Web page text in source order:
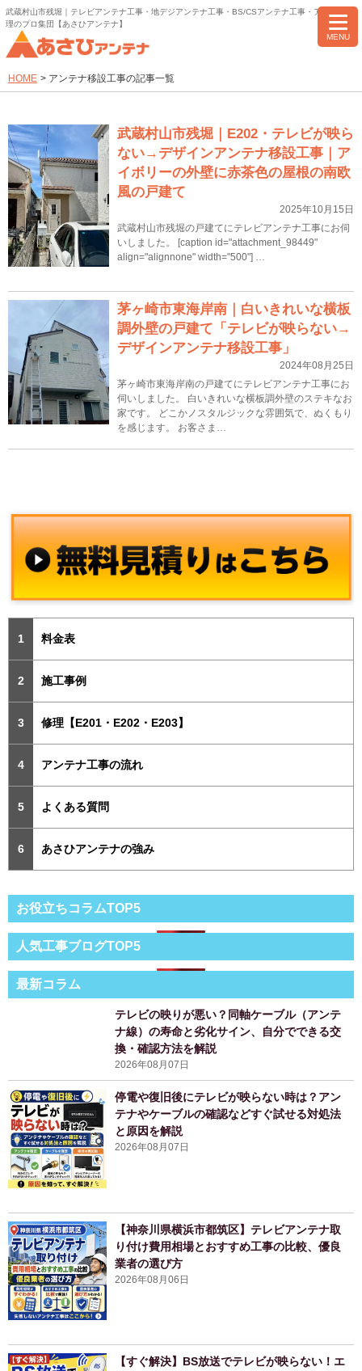
武蔵村山市残堀｜テレビアンテナ工事・地デジアンテナ工事・BS/CSアンテナ工事・アンテナ修
理のプロ集団【あさひアンテナ】
MENU
HOME > アンテナ移設工事の記事一覧
武蔵村山市残堀｜E202・テレビが映ら
ない→デザインアンテナ移設工事｜ア
イボリーの外壁に赤茶色の屋根の南欧
風の戸建て
2025年10月15日
武蔵村山市残堀の戸建てにテレビアンテナ工事にお伺
いしました。 [caption id="attachment_98449"
align="alignnone" width="500"] …
茅ヶ崎市東海岸南｜白いきれいな横板
調外壁の戸建て「テレビが映らない→
デザインアンテナ移設工事」
2024年08月25日
茅ヶ崎市東海岸南の戸建てにテレビアンテナ工事にお
伺いしました。 白いきれいな横板調外壁のステキなお
家です。 どこかノスタルジックな雰囲気で、ぬくもり
を感じます。 お客さま…
料金表
施工事例
修理【E201・E202・E203】
アンテナ工事の流れ
よくある質問
あさひアンテナの強み
お役立ちコラムTOP5
人気工事ブログTOP5
最新コラム
テレビの映りが悪い？同軸ケーブル（アンテ
ナ線）の寿命と劣化サイン、自分でできる交
換・確認方法を解説
2026年08月07日
停電や復旧後にテレビが映らない時は？アン
テナやケーブルの確認などすぐ試せる対処法
と原因を解説
2026年08月07日
【神奈川県横浜市都筑区】テレビアンテナ取
り付け費用相場とおすすめ工事の比較、優良
業者の選び方
2026年08月06日
【すぐ解決】BS放送でテレビが映らない！エ